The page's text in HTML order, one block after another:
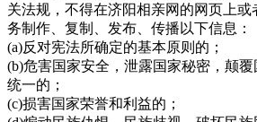
关法规，不得在济阳相亲网的网页上或
务制作、复制、发布、传播以下信息：
(a)反对宪法所确定的基本原则的；
(b)危害国家安全，泄露国家秘密，颠
统一的；
(c)损害国家荣誉和利益的；